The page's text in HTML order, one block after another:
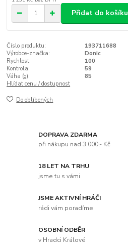
Přidat do košíku
Číslo produktu:
193711688
Výrobce-značka:
Donic
Rychlost:
100
Kontrola:
59
Váha (g):
85
Hlídat cenu / dostupnost
Do oblíbených
DOPRAVA ZDARMA
při nákupu nad 3.000,- Kč
18 LET NA TRHU
jsme tu s vámi
JSME AKTIVNÍ HRÁČI
rádi vám poradíme
OSOBNÍ ODBĚR
v Hradci Králové